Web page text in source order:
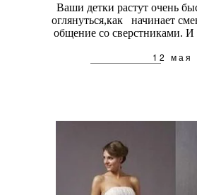
Ваши детки растут очень
оглянуться,как начинает
общение со сверстниками.
12 мая